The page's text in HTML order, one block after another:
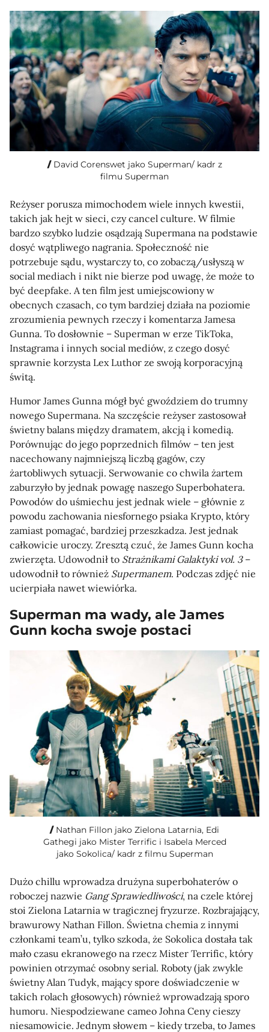
David Corenswet jako Superman/ kadr z
filmu Superman
Reżyser porusza mimochodem wiele innych kwestii,
takich jak hejt w sieci, czy cancel culture. W filmie
bardzo szybko ludzie osądzają Supermana na podstawie
dosyć wątpliwego nagrania. Społeczność nie
potrzebuje sądu, wystarczy to, co zobaczą/usłyszą w
social mediach i nikt nie bierze pod uwagę, że może to
być deepfake. A ten film jest umiejscowiony w
obecnych czasach, co tym bardziej działa na poziomie
zrozumienia pewnych rzeczy i komentarza Jamesa
Gunna. To dosłownie – Superman w erze TikToka,
Instagrama i innych social mediów, z czego dosyć
sprawnie korzysta Lex Luthor ze swoją korporacyjną
świtą.
Humor James Gunna mógł być gwoździem do trumny
nowego Supermana. Na szczęście reżyser zastosował
świetny balans między dramatem, akcją i komedią.
Porównując do jego poprzednich filmów – ten jest
nacechowany najmniejszą liczbą gagów, czy
żartobliwych sytuacji. Serwowanie co chwila żartem
zaburzyło by jednak powagę naszego Superbohatera.
Powodów do uśmiechu jest jednak wiele – głównie z
powodu zachowania niesfornego psiaka Krypto, który
zamiast pomagać, bardziej przeszkadza. Jest jednak
całkowicie uroczy. Zresztą czuć, że James Gunn kocha
zwierzęta. Udowodnił to Strażnikami Galaktyki vol. 3–
udowodnił to również Supermanem. Podczas zdjęć nie
ucierpiała nawet wiewiórka.
Superman ma wady, ale James
Gunn kocha swoje postaci
Nathan Fillon jako Zielona Latarnia, Edi
Gathegi jako Mister Terrific i Isabela Merced
jako Sokolica/ kadr z filmu Superman
Dużo chillu wprowadza drużyna superbohaterów o
roboczej nazwie Gang Sprawiedliwości, na czele której
stoi Zielona Latarnia w tragicznej fryzurze. Rozbrajający,
brawurowy Nathan Fillon. Świetna chemia z innymi
członkami team’u, tylko szkoda, że Sokolica dostała tak
mało czasu ekranowego na rzecz Mister Terrific, który
powinien otrzymać osobny serial. Roboty (jak zwykle
świetny Alan Tudyk, mający spore doświadczenie w
takich rolach głosowych) również wprowadzają sporo
humoru. Niespodziewane cameo Johna Ceny cieszy
niesamowicie. Jednym słowem – kiedy trzeba, to James